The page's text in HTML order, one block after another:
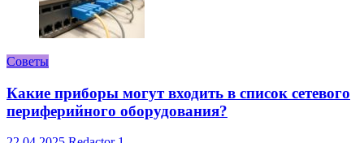
Советы
Какие приборы могут входить в список сетевого
периферийного оборудования?